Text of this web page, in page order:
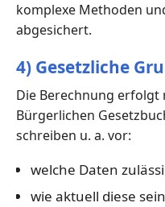
komplexe Methoden
abgesichert.
4) Gesetzliche
Die Berechnung erfolgt
Bürgerlichen
schreiben u. a. vor:
welche Daten
wie aktuell diese